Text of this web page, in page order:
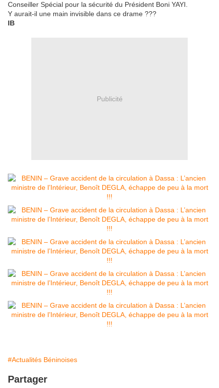
Conseiller Spécial pour la sécurité du Président Boni YAYI.
Y aurait-il une main invisible dans ce drame ???
IB
Publicité
#Actualités Béninoises
Partager